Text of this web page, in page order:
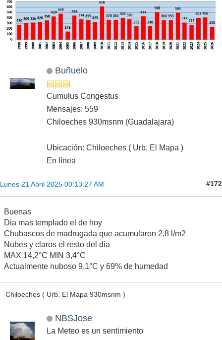
Buñuelo
Cumulus Congestus
Mensajes: 559
Chiloeches 930msnm (Guadalajara)
Ubicación: Chiloeches ( Urb. El Mapa )
En línea
Lunes 21 Abril 2025 00:13:27 AM #172
Buenas
Dia mas templado el de hoy
Chubascos de madrugada que acumularon 2,8 l/m2
Nubes y claros el resto del dia
MAX 14,2°C MIN 3,4°C
Actualmente nuboso 9,1°C y 69% de humedad
Chiloeches ( Urb. El Mapa 930msnm )
NBSJose
La Meteo es un sentimiento